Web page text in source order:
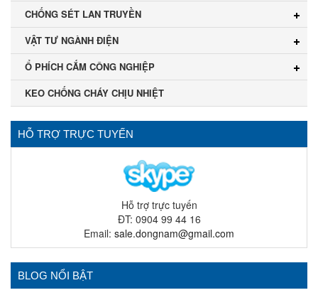
CHỐNG SÉT LAN TRUYỀN
VẬT TƯ NGÀNH ĐIỆN
Ổ PHÍCH CẮM CÔNG NGHIỆP
KEO CHỐNG CHÁY CHỊU NHIỆT
HỖ TRỢ TRỰC TUYẾN
Hỗ trợ trực tuyến
ĐT: 0904 99 44 16
Email: sale.dongnam@gmail.com
BLOG NỔI BẬT